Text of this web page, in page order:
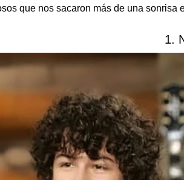
que nos sacaron más de una sonrisa
1.